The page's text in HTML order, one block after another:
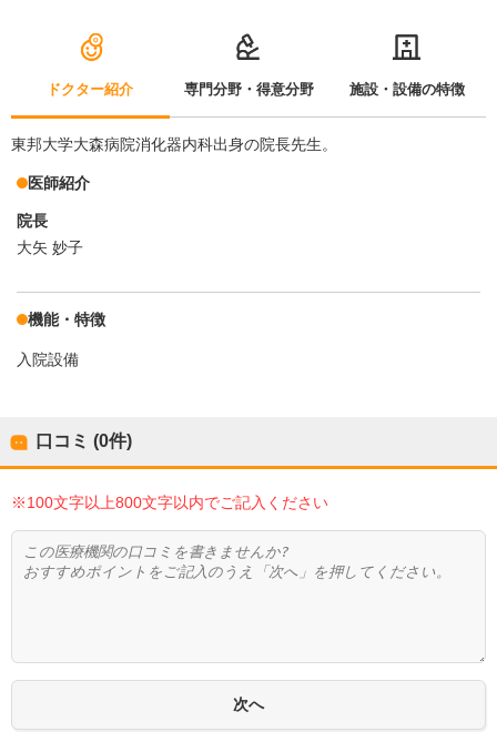
ドクター紹介 専門分野・得意分野 施設・設備の特徴
東邦大学大森病院消化器内科出身の院長先生。
医師紹介
院長
大矢 妙子
機能・特徴
入院設備
口コミ (0件)
※100文字以上800文字以内でご記入ください